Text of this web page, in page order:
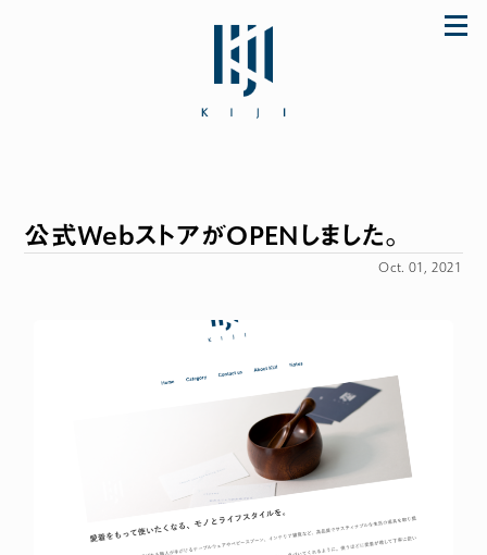
「初めてなのに上手に使えた♪」とママに大好
評のザ・ファーストスプーンほか ご購入は公式
公式WebストアがOPENしました。
Oct. 01, 2021